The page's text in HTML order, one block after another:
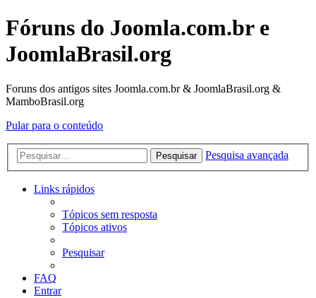
Fóruns do Joomla.com.br e
JoomlaBrasil.org
Foruns dos antigos sites Joomla.com.br & JoomlaBrasil.org &
MamboBrasil.org
Pular para o conteúdo
Pesquisar Pesquisa avançada
Links rápidos
Tópicos sem resposta
Tópicos ativos
Pesquisar
FAQ
Entrar